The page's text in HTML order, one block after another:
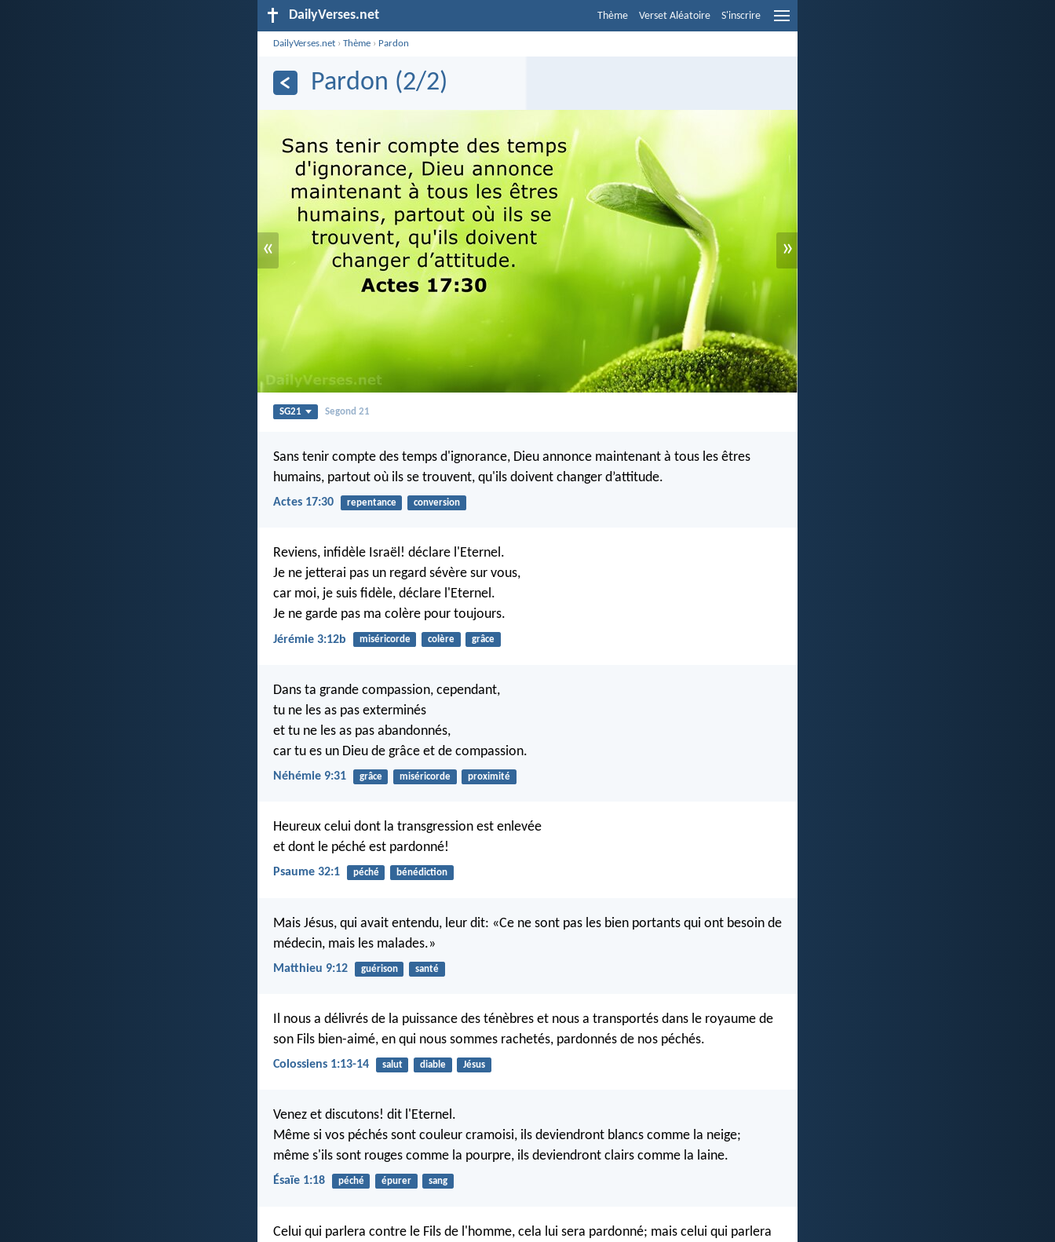
DailyVerses.net Thème Verset Aléatoire S'inscrire
DailyVerses.net ›Thème › Pardon
Pardon (2/2)
« »
SG21 Segond 21
Sans tenir compte des temps d'ignorance, Dieu annonce maintenant à tous les êtres
humains, partout où ils se trouvent, qu'ils doivent changer d’attitude.
Actes 17:30 repentance conversion
Reviens, infidèle Israël! déclare l'Eternel.
Je ne jetterai pas un regard sévère sur vous,
car moi, je suis fidèle, déclare l'Eternel.
Je ne garde pas ma colère pour toujours.
Jérémie 3:12b miséricorde colère grâce
Dans ta grande compassion, cependant,
tu ne les as pas exterminés
et tu ne les as pas abandonnés,
car tu es un Dieu de grâce et de compassion.
Néhémie 9:31 grâce miséricorde proximité
Heureux celui dont la transgression est enlevée
et dont le péché est pardonné!
Psaume 32:1 péché bénédiction
Mais Jésus, qui avait entendu, leur dit: «Ce ne sont pas les bien portants qui ont besoin de
médecin, mais les malades.»
Matthieu 9:12 guérison santé
Il nous a délivrés de la puissance des ténèbres et nous a transportés dans le royaume de
son Fils bien-aimé, en qui nous sommes rachetés, pardonnés de nos péchés.
Colossiens 1:13-14 salut diable Jésus
Venez et discutons! dit l'Eternel.
Même si vos péchés sont couleur cramoisi, ils deviendront blancs comme la neige;
même s'ils sont rouges comme la pourpre, ils deviendront clairs comme la laine.
Ésaïe 1:18 péché épurer sang
Celui qui parlera contre le Fils de l'homme, cela lui sera pardonné; mais celui qui parlera